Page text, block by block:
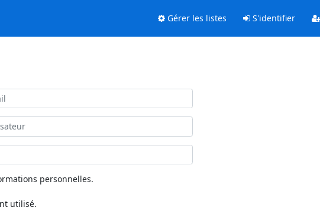
Gérer les listes S'identifier
personnelles.
utilisé.